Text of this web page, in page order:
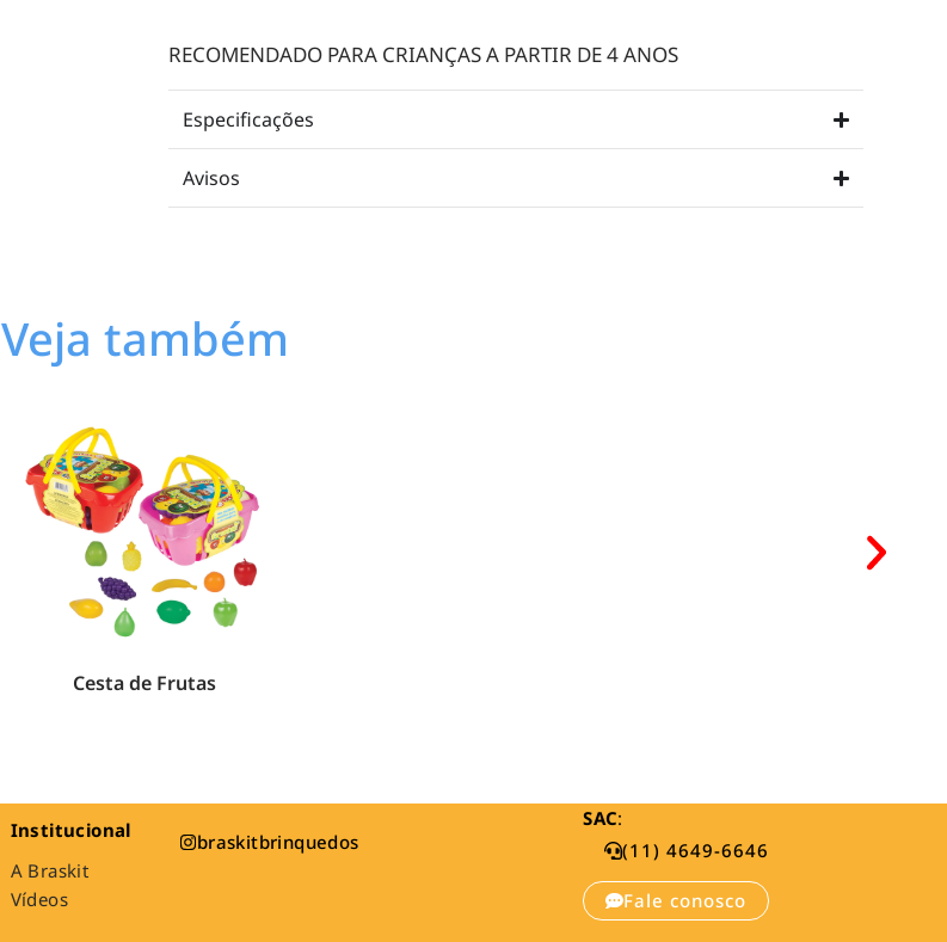
RECOMENDADO PARA CRIANÇAS A PARTIR DE 4 ANOS
Especificações
Avisos
Veja também
Cesta de Frutas
Institucional
A Braskit
Vídeos
braskitbrinquedos
SAC:
(11) 4649-6646
Fale conosco